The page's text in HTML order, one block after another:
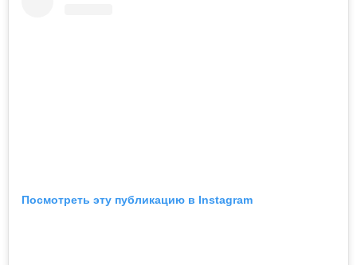
Посмотреть эту публикацию в Instagram